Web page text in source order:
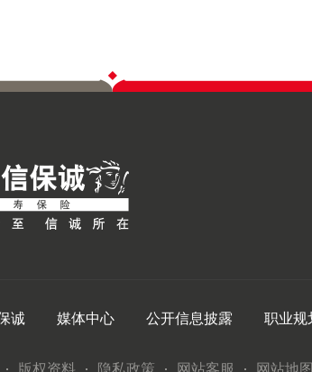
诚 媒体中心 公开信息披露 职业规